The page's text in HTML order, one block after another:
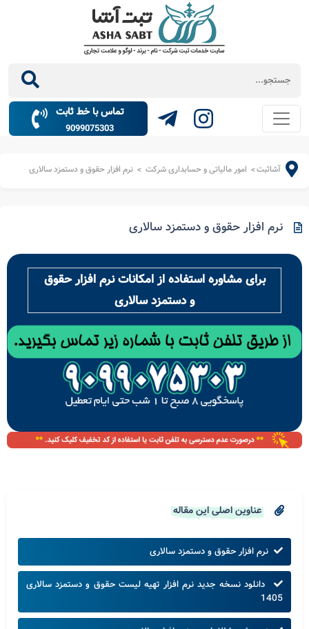
تماس با خط ثابت
9099075303
آشاثبت> امور مالیاتی و حسابداری شرکت > نرم افزار حقوق و دستمزد سالاری
نرم افزار حقوق و دستمزد سالاری
برای مشاوره استفاده از امکانات نرم افزار حقوق
و دستمزد سالاری
عناوین اصلی این مقاله
نرم افزار حقوق و دستمزد سالاری
دانلود نسخه جدید نرم افزار تهیه لیست حقوق و دستمزد سالاری
1405